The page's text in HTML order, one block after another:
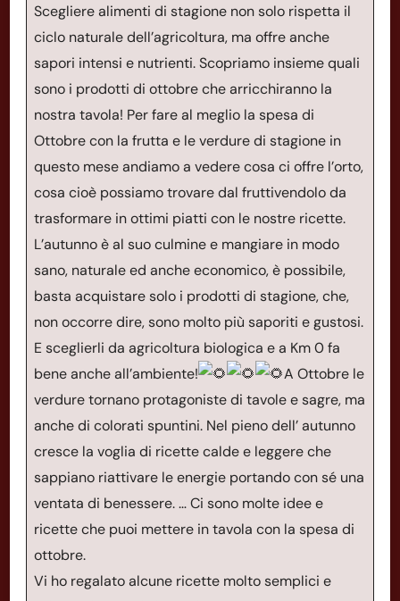
Scegliere alimenti di stagione non solo rispetta il
ciclo naturale dell’agricoltura, ma offre anche
sapori intensi e nutrienti. Scopriamo insieme quali
sono i prodotti di ottobre che arricchiranno la
nostra tavola! Per fare al meglio la spesa di
Ottobre con la frutta e le verdure di stagione in
questo mese andiamo a vedere cosa ci offre l’orto,
cosa cioè possiamo trovare dal fruttivendolo da
trasformare in ottimi piatti con le nostre ricette.
L’autunno è al suo culmine e mangiare in modo
sano, naturale ed anche economico, è possibile,
basta acquistare solo i prodotti di stagione, che,
non occorre dire, sono molto più saporiti e gustosi.
E sceglierli da agricoltura biologica e a Km 0 fa
bene anche all’ambiente!
A Ottobre le
verdure tornano protagoniste di tavole e sagre, ma
anche di colorati spuntini. Nel pieno dell’ autunno
cresce la voglia di ricette calde e leggere che
sappiano riattivare le energie portando con sé una
ventata di benessere. … Ci sono molte idee e
ricette che puoi mettere in tavola con la spesa di
ottobre.
Vi ho regalato alcune ricette molto semplici e